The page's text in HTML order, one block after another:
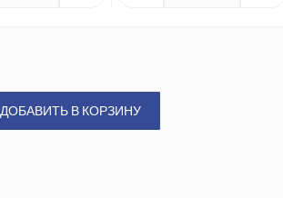
ДОБАВИТЬ В КОРЗИНУ